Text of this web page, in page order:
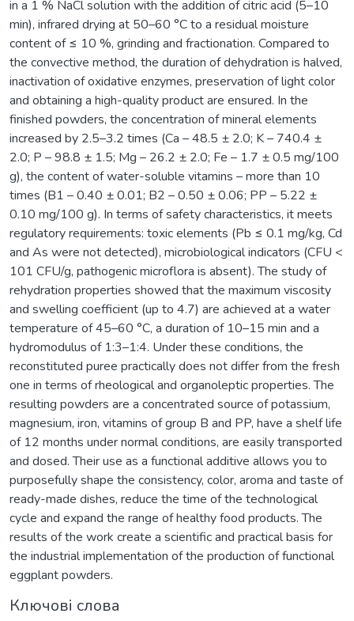
in a 1 % NaCl solution with the addition of citric acid (5–10
min), infrared drying at 50–60 °C to a residual moisture
content of ≤ 10 %, grinding and fractionation. Compared to
the convective method, the duration of dehydration is halved,
inactivation of oxidative enzymes, preservation of light color
and obtaining a high-quality product are ensured. In the
finished powders, the concentration of mineral elements
increased by 2.5–3.2 times (Ca – 48.5 ± 2.0; K – 740.4 ±
2.0; P – 98.8 ± 1.5; Mg – 26.2 ± 2.0; Fe – 1.7 ± 0.5 mg/100
g), the content of water-soluble vitamins – more than 10
times (B1 – 0.40 ± 0.01; B2 – 0.50 ± 0.06; PP – 5.22 ±
0.10 mg/100 g). In terms of safety characteristics, it meets
regulatory requirements: toxic elements (Pb ≤ 0.1 mg/kg, Cd
and As were not detected), microbiological indicators (CFU <
101 CFU/g, pathogenic microflora is absent). The study of
rehydration properties showed that the maximum viscosity
and swelling coefficient (up to 4.7) are achieved at a water
temperature of 45–60 °C, a duration of 10–15 min and a
hydromodulus of 1:3–1:4. Under these conditions, the
reconstituted puree practically does not differ from the fresh
one in terms of rheological and organoleptic properties. The
resulting powders are a concentrated source of potassium,
magnesium, iron, vitamins of group B and PP, have a shelf life
of 12 months under normal conditions, are easily transported
and dosed. Their use as a functional additive allows you to
purposefully shape the consistency, color, aroma and taste of
ready-made dishes, reduce the time of the technological
cycle and expand the range of healthy food products. The
results of the work create a scientific and practical basis for
the industrial implementation of the production of functional
eggplant powders.
Ключові слова